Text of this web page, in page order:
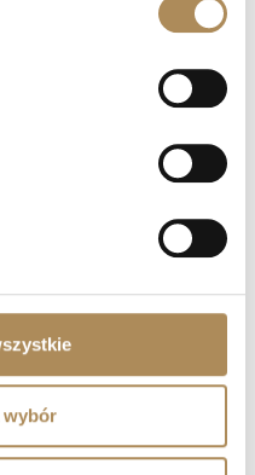
wybór
LUXOS Arts?
Arts objęte są
są bezpieczne?
za
wydarzenia